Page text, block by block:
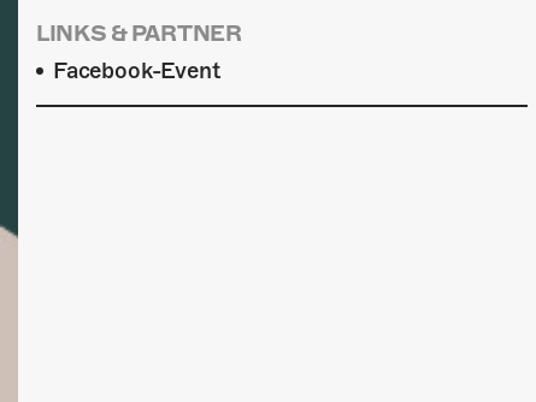
LINKS & PARTNER
Facebook-Event